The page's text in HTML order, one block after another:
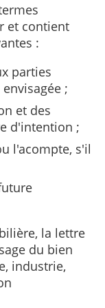
et contient
:
parties
;
et des
d'intention ;
l'acompte, s'il
la lettre
du bien
industrie,